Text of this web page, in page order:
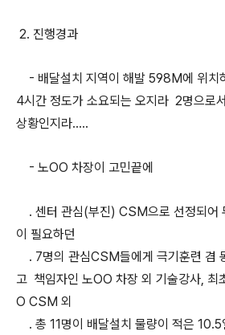
2. 진행경과
- 배달설치 지역이 해발 598M에 위치
4시간 정도가 소요되는 오지라 2명으로
상황인지라.....
- 노OO 차장이 고민끝에
. 센터 관심(부진) CSM으로 선정되어
이 필요하던
. 7명의 관심CSM들에게 극기훈련 겸
고 책임자인 노OO 차장 외 기술강사, 최
O CSM 외
. 총 11명이 배달설치 물량이 적은 10.5